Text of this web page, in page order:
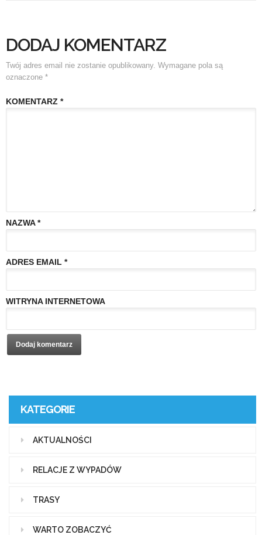
DODAJ KOMENTARZ
Twój adres email nie zostanie opublikowany. Wymagane pola są
oznaczone *
KOMENTARZ *
NAZWA*
ADRES EMAIL *
WITRYNA INTERNETOWA
KATEGORIE
AKTUALNOŚCI
RELACJE Z WYPADÓW
TRASY
WARTO ZOBACZYĆ